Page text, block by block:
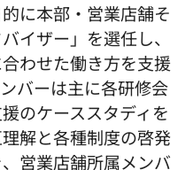
に本部・営業店舗そ
イザー」を選任し、
わせた働き方を支援
バーは主に各研修会
のケーススタディを
解と各種制度の啓発
営業店舗所属メンバ